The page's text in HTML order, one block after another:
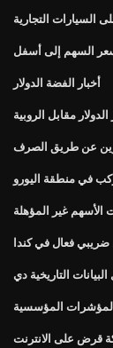
السيارات التجارية
السهم إلى أسفل
أخبار الفضة الدولار
عن طريق الصرف
في منطقة اليورو
الأسهم غير المؤهلة
فعال في كندا
التاريخية دي
المؤسسية
قرض على الانترنت